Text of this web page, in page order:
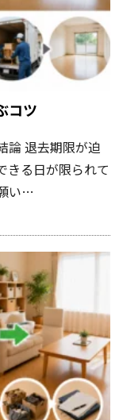
コツ
論 退去期限が迫
きる日が限られて
い…